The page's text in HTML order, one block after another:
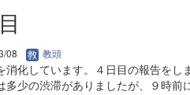
08 教頭
化しています。４日目の報告をし
少の渋滞がありましたが、９時前